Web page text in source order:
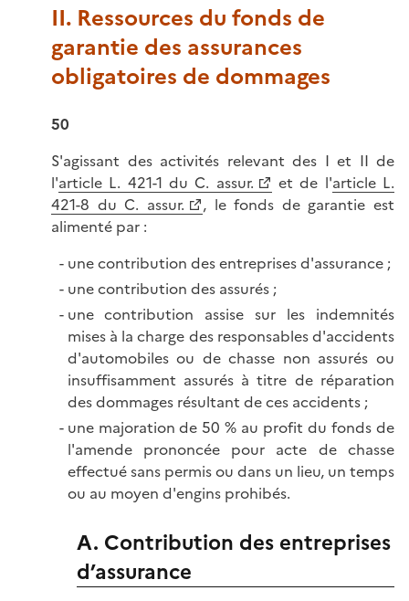
II. Ressources du fonds de
garantie des assurances
obligatoires de dommages
50
S'agissant des activités relevant des I et II de
l'article L. 421-1 du C. assur. et de l'article L.
421-8 du C. assur.
, le fonds de garantie est
alimenté par :
une contribution des entreprises d'assurance ;
une contribution des assurés ;
une contribution assise sur les indemnités
mises à la charge des responsables d'accidents
d'automobiles ou de chasse non assurés ou
insuffisamment assurés à titre de réparation
des dommages résultant de ces accidents ;
une majoration de 50 % au profit du fonds de
l'amende prononcée pour acte de chasse
effectué sans permis ou dans un lieu, un temps
ou au moyen d'engins prohibés.
A. Contribution des entreprises
d’assurance